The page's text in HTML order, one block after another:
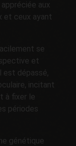
aux
et ceux ayant
se
et
est dépassé,
incitant
à fixer le
périodes
génétique